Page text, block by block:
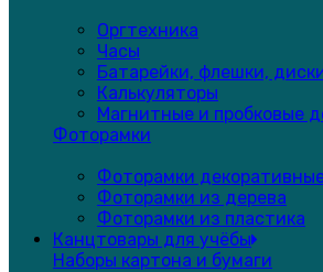
Оргтехника
Часы
Батарейки, флешки,
Калькуляторы
Магнитные и пробковые
Фоторамки
Фоторамки
Фоторамки из дерева
Фоторамки из пластика
Канцтовары для учёбы
Наборы картона и бумаги